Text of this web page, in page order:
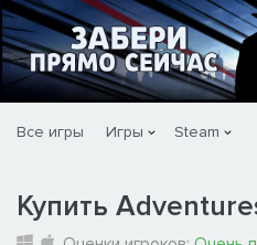
Все игры Игры Steam
Купить